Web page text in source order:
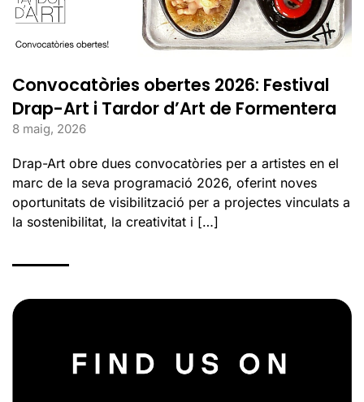
Convocatòries obertes 2026: Festival
Drap-Art i Tardor d’Art de Formentera
8 maig, 2026
Drap-Art obre dues convocatòries per a artistes en el
marc de la seva programació 2026, oferint noves
oportunitats de visibilització per a projectes vinculats a
la sostenibilitat, la creativitat i […]